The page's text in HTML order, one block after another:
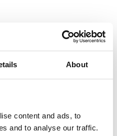
About
content and ads, to
and to analyse our traffic.
SUMAS MBA整合领导力发
领先组织的实际项目。可在校
transition. Implement strategies to